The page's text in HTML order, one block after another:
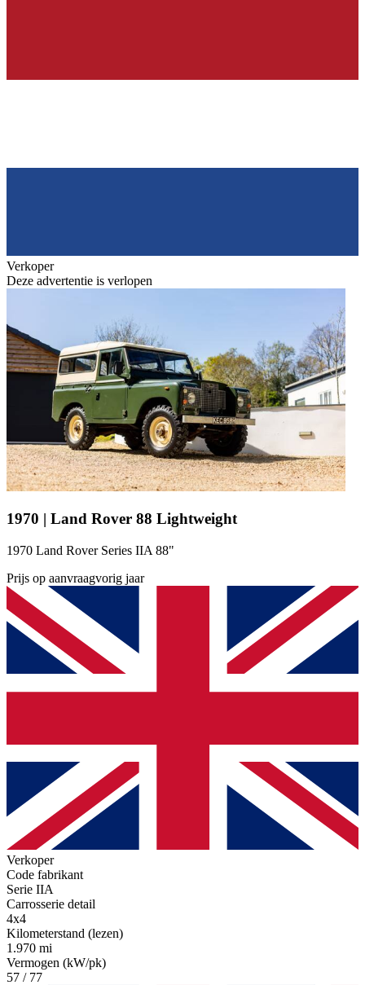
Verkoper
Deze advertentie is verlopen
1970 | Land Rover 88 Lightweight
1970 Land Rover Series IIA 88"
Prijs op aanvraagvorig jaar
Verkoper
Code fabrikant
Serie IIA
Carrosserie detail
4x4
Kilometerstand (lezen)
1.970 mi
Vermogen (kW/pk)
57 / 77